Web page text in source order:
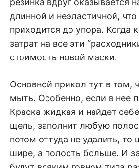
длинной и неэластичной, что
приходится до упора. Когда
затрат на все эти
стоимость новой маски.
Основной прикол тут в том,
мыть. Особенно, если в нее
Краска жидкая и найдет
щель, заполнит любую
потом оттуда не удалить, то
шире, а полость больше. И